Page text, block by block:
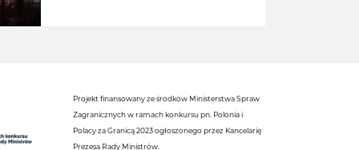
Projekt finansowany ze środków Ministerstwa Spraw
Zagranicznych w ramach konkursu pn. Polonia i
Polacy za Granicą 2023 ogłoszonego przez Kancelarię
Prezesa Rady Ministrów.